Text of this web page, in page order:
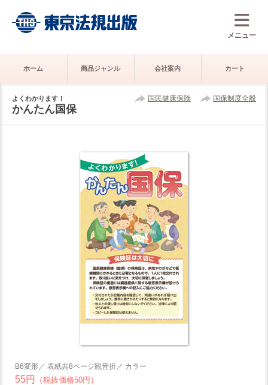
メニュー
ホーム 商品ジャンル 会社案内 カート
国民健康保険 国保制度全般
よくわかります！
かんたん国保
B6変形／ 表紙共8ページ観音折／ カラー
55円 （税抜価格50円）